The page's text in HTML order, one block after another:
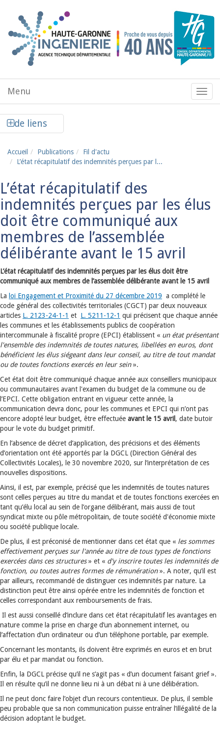
Menu
de
Menu
de liens
Accueil Publications
Fil d'actu
L’état récapitulatif des indemnités perçues par l...
L’état récapitulatif des
indemnités perçues par les élus
doit être communiqué aux
membres de l’assemblée
délibérante avant le 15 avril
L’état récapitulatif des indemnités perçues par les élus doit être
communiqué aux membres de l’assemblée délibérante avant le 15 avril
La loi Engagement et Proximité du 27 décembre 2019 a complété le
code général des collectivités territoriales (CGCT) par deux nouveaux
articles L. 2123-24-1-1 et L. 5211-12-1 qui précisent que chaque année
les communes et les établissements publics de coopération
intercommunale à fiscalité propre (EPCI) établissent « un état présentant
l'ensemble des indemnités de toutes natures, libellées en euros, dont
bénéficient les élus siégeant dans leur conseil, au titre de tout mandat
ou de toutes fonctions exercés en leur sein».
Cet état doit être communiqué chaque année aux conseillers municipaux
ou communautaires avant l'examen du budget de la commune ou de
l’EPCI. Cette obligation entrant en vigueur cette année, la
communication devra donc, pour les communes et EPCI qui n’ont pas
encore adopté leur budget, être effectuée avant le 15 avril , date butoir
pour le vote du budget primitif.
En l’absence de décret d’application, des précisions et des éléments
d’orientation ont été apportés par la DGCL (Direction Général des
Collectivités Locales), le 30 novembre 2020, sur l’interprétation de ces
nouvelles dispositions.
Ainsi, il est, par exemple, précisé que les indemnités de toutes natures
sont celles perçues au titre du mandat et de toutes fonctions exercées en
tant qu’élu local au sein de l’organe délibérant, mais aussi de tout
syndicat mixte ou pôle métropolitain, de toute société d'économie mixte
ou société publique locale.
De plus, il est préconisé de mentionner dans cet état que « les sommes
effectivement perçues sur l'année au titre de tous types de fonctions
exercées dans ces structures» et « d'y inscrire toutes les indemnités de
fonction, ou toutes autres formes de rémunération». A noter, qu’il est
par ailleurs, recommandé de distinguer ces indemnités par nature. La
distinction peut être ainsi opérée entre les indemnités de fonction et
celles correspondant aux remboursements de frais.
Il est aussi conseillé d’inclure dans cet état récapitulatif les avantages en
nature comme la prise en charge d’un abonnement internet, ou
l’affectation d’un ordinateur ou d’un téléphone portable, par exemple.
Concernant les montants, ils doivent être exprimés en euros et en brut
par élu et par mandat ou fonction.
Enfin, la DGCL précise qu’il ne s’agit pas « d’un document faisant grief ».
Il en résulte qu’il ne donne lieu ni à un débat ni à une délibération.
Il ne peut donc faire l’objet d’un recours contentieux. De plus, il semble
peu probable que sa non communication puisse entraîner l’illégalité de la
décision adoptant le budget.